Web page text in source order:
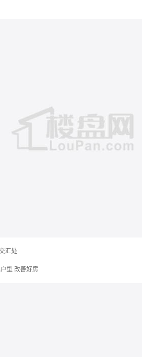
汇处
型 改善好房